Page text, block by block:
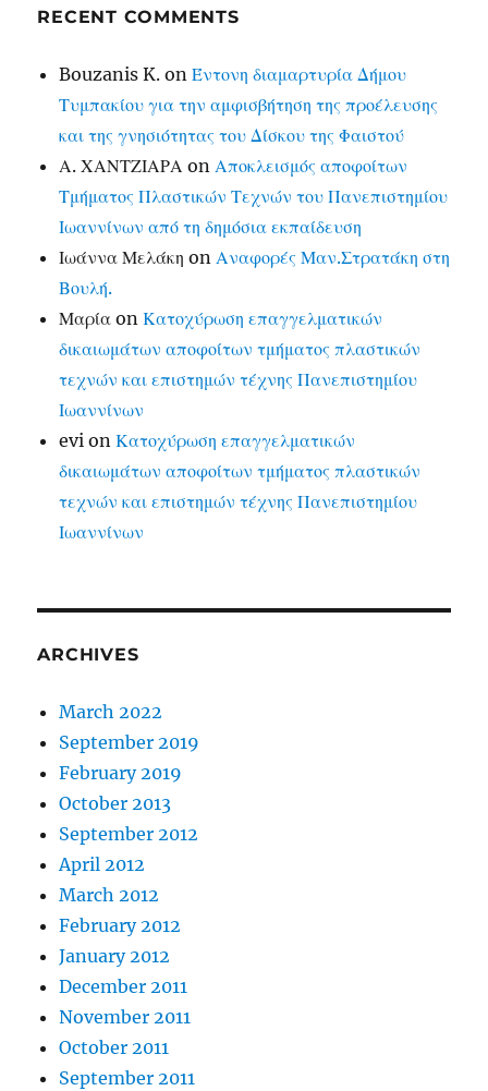
RECENT COMMENTS
Bouzanis K. onΈντονη διαμαρτυρία Δήμου
Τυμπακίου για την αμφισβήτηση της προέλευσης
και της γνησιότητας του Δίσκου της Φαιστού
Α. ΧΑΝΤΖΙΑΡΑ onΑποκλεισμός αποφοίτων
Τμήματος Πλαστικών Τεχνών του Πανεπιστημίου
Ιωαννίνων από τη δημόσια εκπαίδευση
Ιωάννα Μελάκη onΑναφορές Μαν.Στρατάκη στη
Βουλή.
Μαρία onΚατοχύρωση επαγγελματικών
δικαιωμάτων αποφοίτων τμήματος πλαστικών
τεχνών και επιστημών τέχνης Πανεπιστημίου
Ιωαννίνων
evi onΚατοχύρωση επαγγελματικών
δικαιωμάτων αποφοίτων τμήματος πλαστικών
τεχνών και επιστημών τέχνης Πανεπιστημίου
Ιωαννίνων
ARCHIVES
March 2022
September 2019
February 2019
October 2013
September 2012
April 2012
March 2012
February 2012
January 2012
December 2011
November 2011
October 2011
September 2011